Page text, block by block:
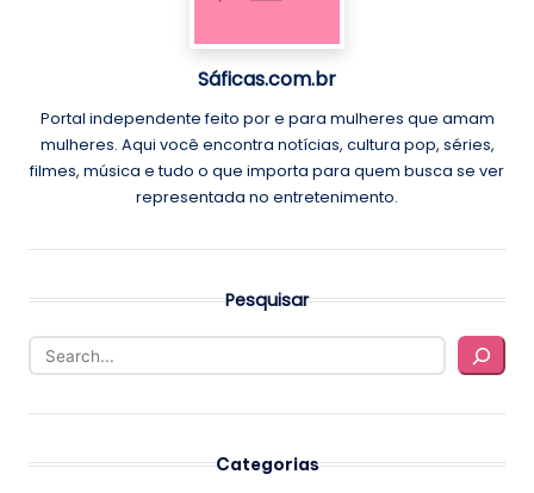
Sáficas.com.br
Portal independente feito por e para mulheres que amam
mulheres. Aqui você encontra notícias, cultura pop, séries,
filmes, música e tudo o que importa para quem busca se ver
representada no entretenimento.
Pesquisar
Categorias